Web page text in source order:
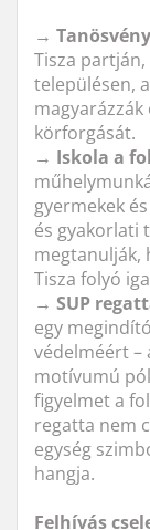
→
Tisza
településen,
körforgását.
→ Iskola a
gyermekek
és gyakorlati
megtanulják,
Tisza folyó
→ SUP
egy
védelméért –
motívumú
figyelmet a
regatta nem
egység
hangja.
Felhívás